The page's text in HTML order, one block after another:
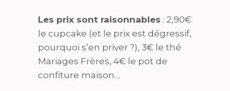
Les prix sont raisonnables : 2,90€
le cupcake (et le prix est dégressif,
pourquoi s’en priver ?), 3€ le thé
Mariages Frères, 4€ le pot de
confiture maison…